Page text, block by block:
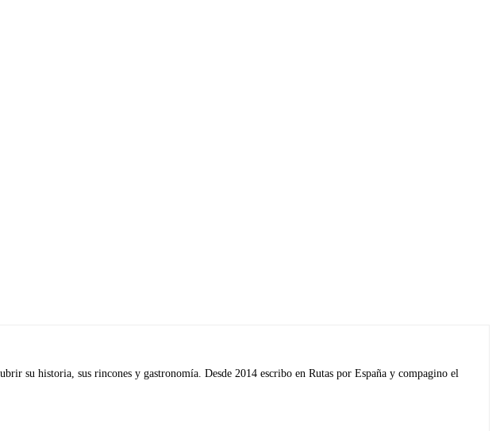
su historia, sus rincones y gastronomía. Desde 2014 escribo en Rutas por España y compagino el